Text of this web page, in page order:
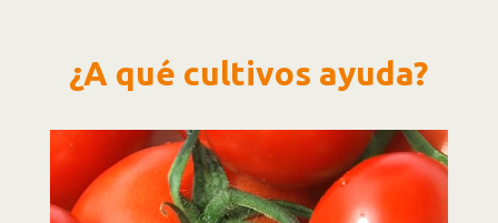
¿A qué cultivos ayuda?
Reproductor
de
vídeo